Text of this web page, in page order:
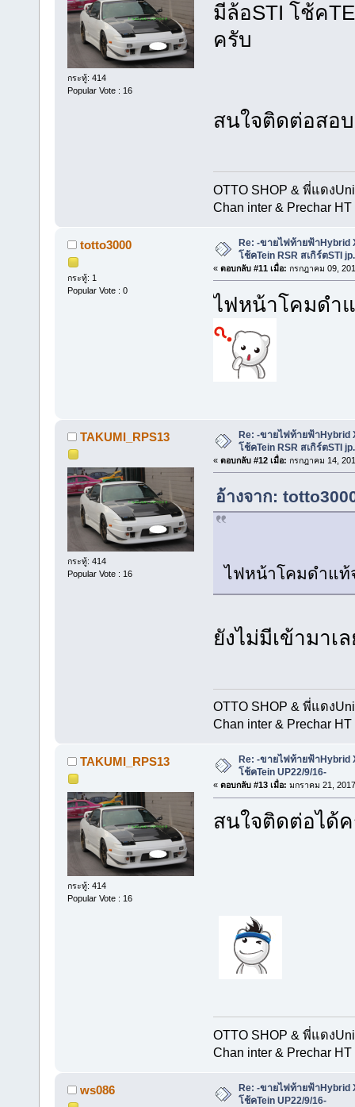
กระทู้: 414
Popular Vote : 16
มีล้อSTI โช้ค
ครับ
สนใจติดต่อสอ
OTTO SHOP & พี่แดง
Chan inter & Prechar
totto3000
กระทู้: 1
Popular Vote : 0
Re: -ขายไฟท้ายฟ้าHybrid
โช้คTein RSR สเกิร์ตSTI
« ตอบกลับ #11 เมื่อ: กรกฎาคม 09,
ไฟหน้าโคมดำ
TAKUMI_RPS13
กระทู้: 414
Popular Vote : 16
Re: -ขายไฟท้ายฟ้าHybrid
โช้คTein RSR สเกิร์ตSTI
« ตอบกลับ #12 เมื่อ: กรกฎาคม 14,
อ้างจาก:
ไฟหน้าโคมดำแท้
ยังไม่มีเข้ามาเ
OTTO SHOP & พี่แดง
Chan inter & Prechar
TAKUMI_RPS13
กระทู้: 414
Popular Vote : 16
Re: -ขายไฟท้ายฟ้าHybrid
โช้คTein UP22/9/16-
« ตอบกลับ #13 เมื่อ: มกราคม 21,
สนใจติดต่อได้
OTTO SHOP & พี่แดง
Chan inter & Prechar
ws086
Re: -ขายไฟท้ายฟ้าHybrid
โช้คTein UP22/9/16-